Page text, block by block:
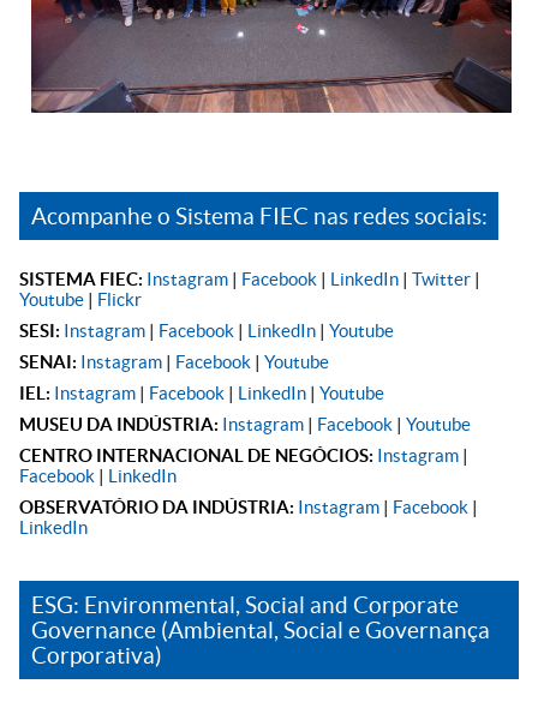
Acompanhe o Sistema FIEC nas redes sociais:
SISTEMA FIEC: Instagram | Facebook | LinkedIn | Twitter |
Youtube | Flickr
SESI: Instagram | Facebook | LinkedIn | Youtube
SENAI: Instagram | Facebook | Youtube
IEL: Instagram | Facebook | LinkedIn | Youtube
MUSEU DA INDÚSTRIA: Instagram | Facebook | Youtube
CENTRO INTERNACIONAL DE NEGÓCIOS: Instagram |
Facebook | LinkedIn
OBSERVATÓRIO DA INDÚSTRIA: Instagram | Facebook |
LinkedIn
ESG: Environmental, Social and Corporate
Governance (Ambiental, Social e Governança
Corporativa)